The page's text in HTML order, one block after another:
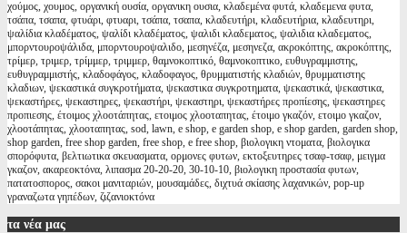
χούμος, χουμος, οργανική ουσία, οργανικη ουσια, κλαδεμένα φυτά, κλαδεμενα φυτα,
τσάπα, τσαπα, φτυάρι, φτυαρι, τσάπα, τσαπα, κλαδευτήρι, κλαδευτήρια, κλαδευτηρι,
ψαλίδια κλαδέματος, ψαλίδι κλαδέματος, ψαλιδι κλαδεματος, ψαλιδια κλαδεματος,
μπορντουροψάλιδα, μπορντουροψαλιδο, μεσηνέζα, μεσηνεζα, ακροκόπτης, ακροκόπτης,
τρίμερ, τριμερ, τρίμμερ, τριμμερ, θαμνοκοπτικό, θαμνοκοπτικο, ευθυγραμμιστης,
ευθυγραμμιστής, κλαδοφάγος, κλαδοφαγος, θρυμματιστής κλαδιών, θρυμματιστης
κλαδιων, ψεκαστικά συγκροτήματα, ψεκαστικα συγκροτηματα, ψεκαστικά, ψεκαστικα,
ψεκαστήρες, ψεκαστηρες, ψεκαστήρι, ψεκαστηρι, ψεκαστήρες προπίεσης, ψεκαστηρες
προπιεσης, έτοιμος χλοοτάπητας, ετοιμος χλοοταπητας, έτοιμο γκαζόν, ετοιμο γκαζον,
χλοοτάπητας, χλοοταπητας, sod, lawn, e shop, e garden shop, e shop garden, garden shop,
shop garden, free shop garden, free shop, e free shop, βιολογικη ντοματα, βιολογικα
σπορόφυτα, βελτιωτικα σκευασματα, ορμονες φυτων, εκτοξευτηρες τσαφ-τσαφ, μειγμα
γκαζον, ακαρεοκτόνα, λιπασμα 20-20-20, 30-10-10, βιολογικη προστασία φυτων,
πατατοσπορος, σακοι μανιταριών, μουσαμάδες, διχτυά σκίασης λαχανικών, pop-up
γραναζωτα γηπέδων, ζιζανιοκτόνα
τα νέα μας